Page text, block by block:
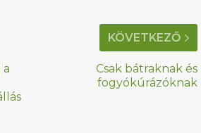
KÖVETKEZŐ
Csak bátraknak és
fogyókúrázóknak